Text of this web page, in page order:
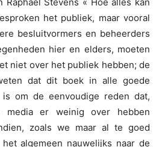
het publiek, maar vooral
besluitvormers en beheerders
hier en elders, moeten
niet over het publiek hebben; de
dat dit boek in alle goede
om de eenvoudige reden dat,
media er weinig over hebben
zoals we maar al te goed
algemeen nauwelijks naar de